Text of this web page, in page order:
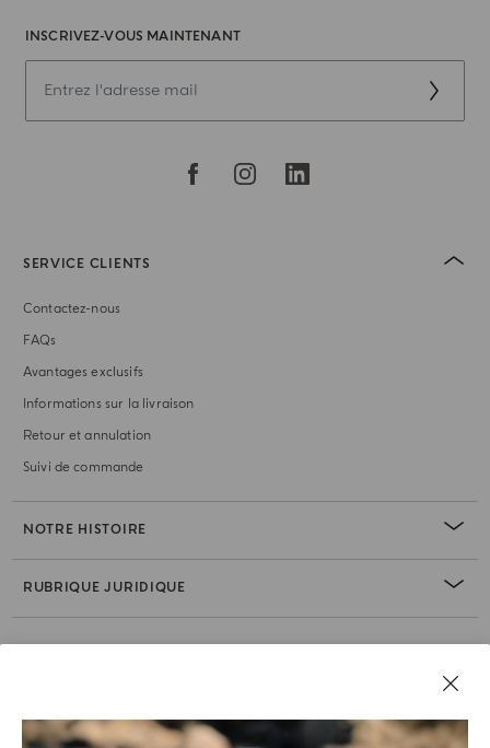
INSCRIVEZ-VOUS MAINTENANT
SERVICE CLIENTS
Contactez-nous
FAQs
Avantages exclusifs
Informations sur la livraison
Retour et annulation
Suivi de commande
NOTRE HISTOIRE
RUBRIQUE JURIDIQUE